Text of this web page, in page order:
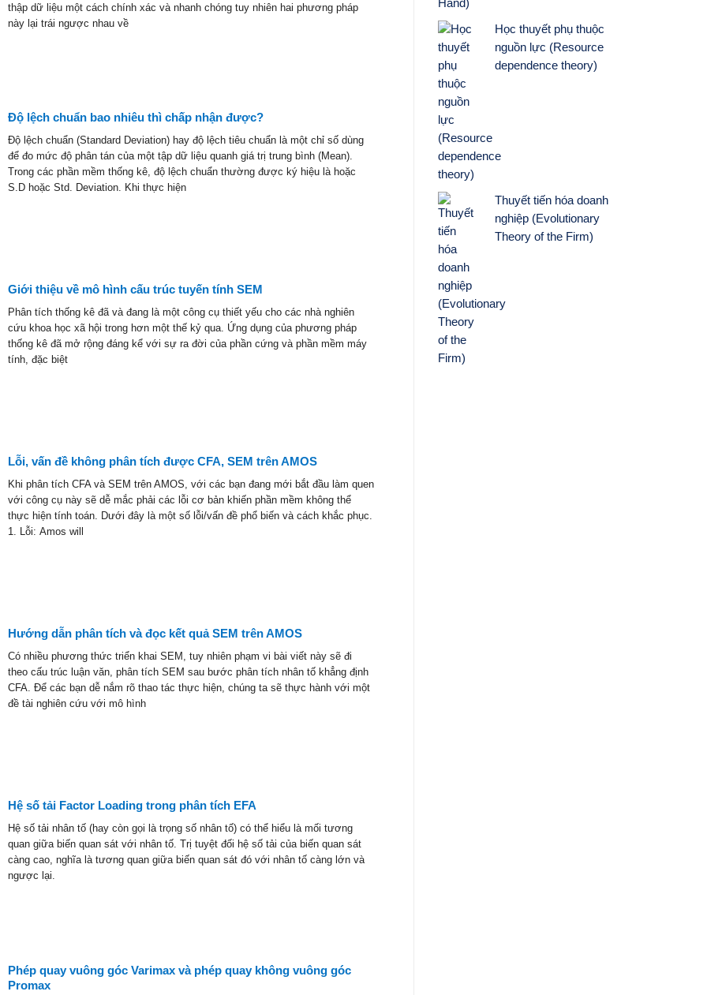
thập dữ liệu một cách chính xác và nhanh chóng tuy nhiên hai phương pháp
này lại trái ngược nhau về
Độ lệch chuẩn bao nhiêu thì chấp nhận được?
Độ lệch chuẩn (Standard Deviation) hay độ lệch tiêu chuẩn là một chỉ số dùng
để đo mức độ phân tán của một tập dữ liệu quanh giá trị trung bình (Mean).
Trong các phần mềm thống kê, độ lệch chuẩn thường được ký hiệu là hoặc
S.D hoặc Std. Deviation. Khi thực hiện
Giới thiệu về mô hình cấu trúc tuyến tính SEM
Phân tích thống kê đã và đang là một công cụ thiết yếu cho các nhà nghiên
cứu khoa học xã hội trong hơn một thế kỷ qua. Ứng dụng của phương pháp
thống kê đã mở rộng đáng kể với sự ra đời của phần cứng và phần mềm máy
tính, đặc biệt
Lỗi, vấn đề không phân tích được CFA, SEM trên AMOS
Khi phân tích CFA và SEM trên AMOS, với các bạn đang mới bắt đầu làm quen
với công cụ này sẽ dễ mắc phải các lỗi cơ bản khiến phần mềm không thể
thực hiện tính toán. Dưới đây là một số lỗi/vấn đề phổ biến và cách khắc phục.
1. Lỗi: Amos will
Hướng dẫn phân tích và đọc kết quả SEM trên AMOS
Có nhiều phương thức triển khai SEM, tuy nhiên phạm vi bài viết này sẽ đi
theo cấu trúc luận văn, phân tích SEM sau bước phân tích nhân tố khẳng định
CFA. Để các bạn dễ nắm rõ thao tác thực hiện, chúng ta sẽ thực hành với một
đề tài nghiên cứu với mô hình
Hệ số tải Factor Loading trong phân tích EFA
Hệ số tải nhân tố (hay còn gọi là trọng số nhân tố) có thể hiểu là mối tương
quan giữa biến quan sát với nhân tố. Trị tuyệt đối hệ số tải của biến quan sát
càng cao, nghĩa là tương quan giữa biến quan sát đó với nhân tố càng lớn và
ngược lại.
Phép quay vuông góc Varimax và phép quay không vuông góc
Promax
Học thuyết phụ thuộc
nguồn lực (Resource
dependence theory)
Thuyết tiến hóa doanh
nghiệp (Evolutionary
Theory of the Firm)